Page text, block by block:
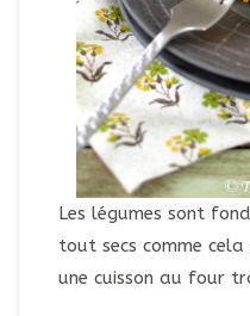
Les légumes sont
tout secs comme
une cuisson au four